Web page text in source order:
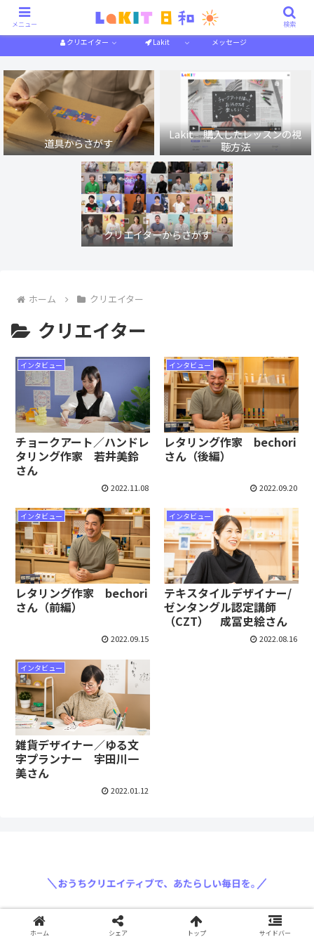
作り方解説 特集一覧
クリエイター Lakit メッセージ
道具からさがす
Lakit 購入したレッスンの視
聴方法
クリエイターからさがす
ホーム クリエイター
クリエイター
インタビュー
チョークアート／ハンドレ
タリング作家 若井美鈴
さん
2022.11.08
インタビュー
レタリング作家 bechori
さん（後編）
2022.09.20
インタビュー
レタリング作家 bechori
さん（前編）
2022.09.15
インタビュー
テキスタイルデザイナー/
ゼンタングル認定講師
（CZT） 成冨史絵さん
2022.08.16
インタビュー
雑貨デザイナー／ゆる文
字プランナー 宇田川一
美さん
2022.01.12
〈運営会社: 三菱鉛筆株式会社〉
メニュー 検索
ホーム シェア トップ サイドバー